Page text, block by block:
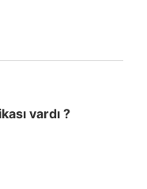
vardı ?